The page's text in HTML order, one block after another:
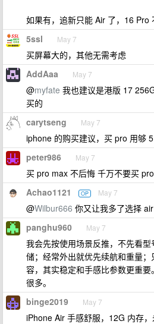
如果有，追新只能 Air 了，16 Pro
5ssl May 7
买屏幕大的，其他无需考虑
AddAaa May 7
@myfate 我也建议是港版 17
买的
carytseng May 7
iphone 的购买建议，买 pro 用够
peter986 May 7
买 pro max 不后悔 千万不要买
Achao1121 OP May 7
@Wilbur666 你又让我多了选择
panghu960 May 7
我会先按使用场景反推，不先看
储；经常外出就优先续航和重量
容，其实稳定和手感比参数更重
很多。
binge2019 May 7
iPhone Air 手感舒服，12G 内存